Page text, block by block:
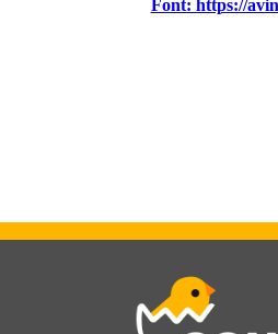
Font: https://